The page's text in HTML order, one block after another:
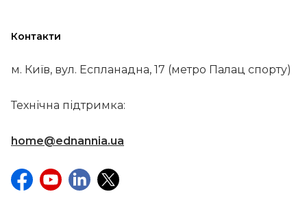
Контакти
м. Київ, вул. Еспланадна, 17 (метро Палац спорту)
Технічна підтримка:
home@ednannia.ua